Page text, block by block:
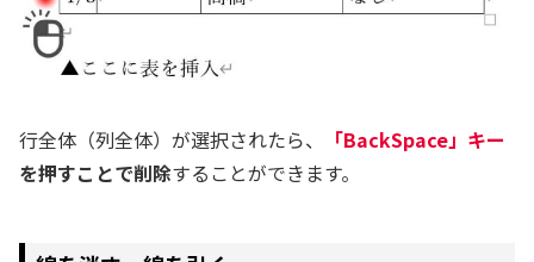
行全体（列全体）が選択されたら、
「BackSpace」キー
を押すことで削除することができます。